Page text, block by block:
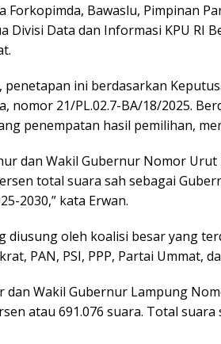
Forkopimda, Bawaslu, Pimpinan
Divisi Data dan Informasi KPU RI
penetapan ini berdasarkan
nomor 21/PL.02.7-BA/18/2025.
penempatan hasil pemilihan,
dan Wakil Gubernur Nomor
total suara sah sebagai
2030,” kata Erwan.
diusung oleh koalisi besar yang
PAN, PSI, PPP, Partai Ummat,
dan Wakil Gubernur Lampung
atau 691.076 suara. Total suara